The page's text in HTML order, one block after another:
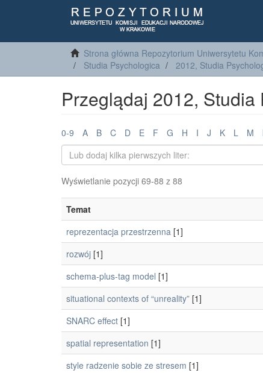
Strona główna Repozytorium Uniwersytetu
Studia Psychologica
2012, Studia
Przeglądaj 2012, Studia
0-9 A B C D E F G H I J K L M
Wyświetlanie pozycji 69-88 z 88
Temat
reprezentacja przestrzenna [1]
rozwój [1]
schema-plus-tag model [1]
situational contexts of “unreality” [1]
SNARC effect [1]
spatial representation [1]
style radzenie sobie ze stresem [1]